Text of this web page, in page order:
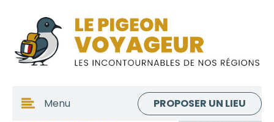
Menu PROPOSER UN LIEU